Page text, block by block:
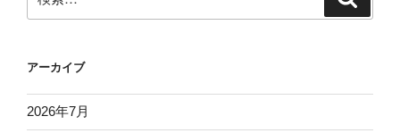
索:
アーカイブ
2026年7月